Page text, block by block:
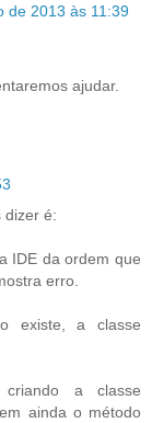
de 2013 às 11:39
ajudar.
dizer é:
IDE da ordem que
erro.
existe, a classe
a classe
ainda o método